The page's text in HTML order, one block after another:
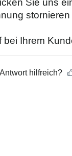
Sie uns
bei Ihrem
hilfreich?